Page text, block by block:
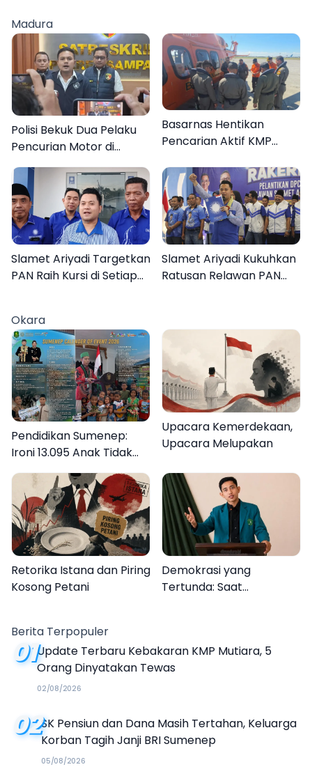
Madura
Polisi Bekuk Dua Pelaku
Pencurian Motor di
Bajrasokah Sampang
Basarnas Hentikan
Pencarian Aktif KMP
Orang Masih Hilang
Slamet Ariyadi Targetkan
PAN Raih Kursi di Setiap
Slamet Ariyadi Kukuhkan
Ratusan Relawan PAN
Rakyat
Okara
Pendidikan Sumenep:
Ironi 13.095 Anak Tidak
Sekolah Menyaksikan
Semarak Festival
Kalender Event 2026
Upacara Kemerdekaan,
Upacara Melupakan
Retorika Istana dan Piring
Kosong Petani
Demokrasi yang
Tertunda: Saat
Berita Terpopuler
01Update Terbaru Kebakaran KMP Mutiara, 5
Orang Dinyatakan Tewas
02/08/2026
02SK Pensiun dan Dana Masih Tertahan, Keluarga
Korban Tagih Janji BRI Sumenep
05/08/2026